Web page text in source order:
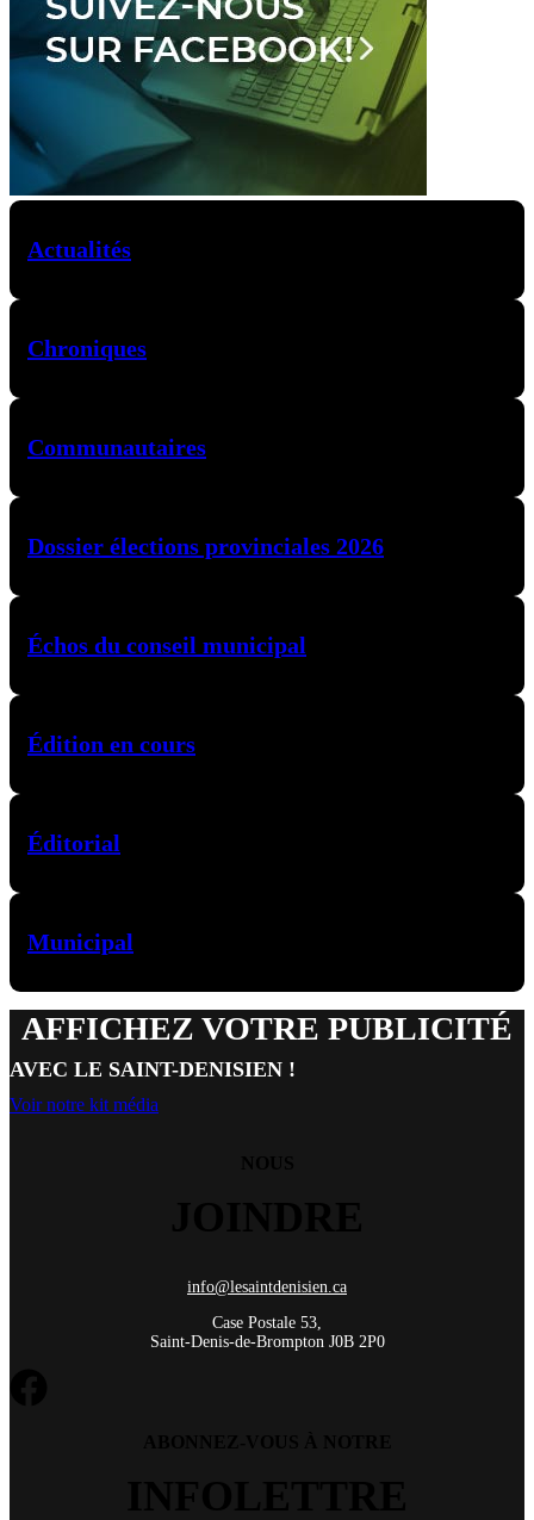
Actualités
Chroniques
Communautaires
Dossier élections provinciales 2026
Échos du conseil municipal
Édition en cours
Éditorial
Municipal
AFFICHEZ VOTRE PUBLICITÉ
AVEC LE SAINT-DENISIEN !
Voir notre kit média
info@lesaintdenisien.ca
Case Postale 53,
Saint-Denis-de-Brompton J0B 2P0